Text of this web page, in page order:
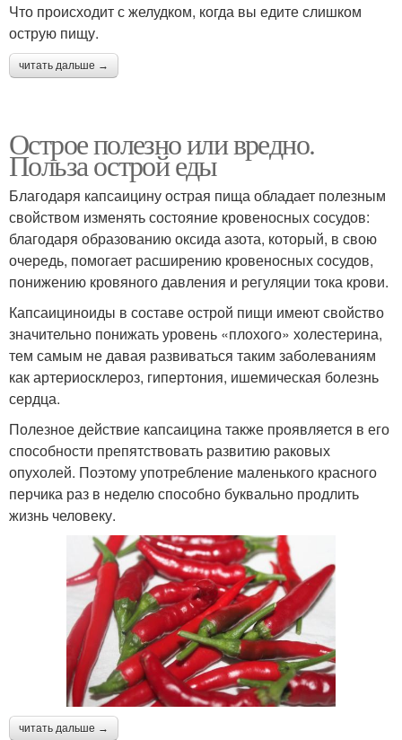
Что происходит с желудком, когда вы едите слишком
острую пищу.
читать дальше →
Острое полезно или вредно.
Польза острой еды
Благодаря капсаицину острая пища обладает полезным
свойством изменять состояние кровеносных сосудов:
благодаря образованию оксида азота, который, в свою
очередь, помогает расширению кровеносных сосудов,
понижению кровяного давления и регуляции тока крови.
Капсаициноиды в составе острой пищи имеют свойство
значительно понижать уровень «плохого» холестерина,
тем самым не давая развиваться таким заболеваниям
как артериосклероз, гипертония, ишемическая болезнь
сердца.
Полезное действие капсаицина также проявляется в его
способности препятствовать развитию раковых
опухолей. Поэтому употребление маленького красного
перчика раз в неделю способно буквально продлить
жизнь человеку.
читать дальше →